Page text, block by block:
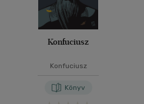
Konfuciusz
Konfuciusz
Könyv